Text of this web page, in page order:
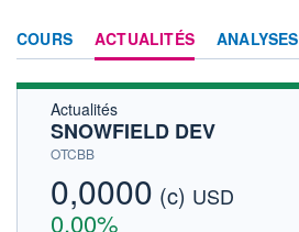
COURS ACTUALITÉS ANALYSES
Actualités
SNOWFIELD DEV
OTCBB
0,0000 (c) USD
0,00%